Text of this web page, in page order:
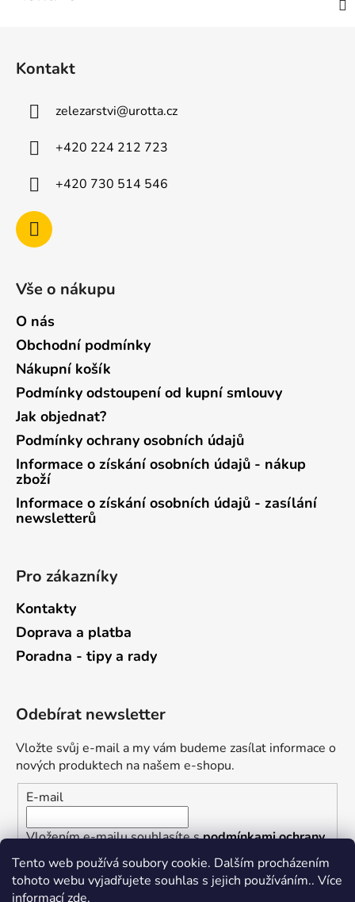
Tento web používá soubory cookie. Dalším procházením
tohoto webu vyjadřujete souhlas s jejich používáním.. Více
informacízde.
Kontakt
zelezarstvi@urotta.cz
+420 224 212 723
+420 730 514 546
Vše o nákupu
O nás
Obchodní podmínky
Nákupní košík
Podmínky odstoupení od kupní smlouvy
Jak objednat?
Podmínky ochrany osobních údajů
Informace o získání osobních údajů - nákup
zboží
Informace o získání osobních údajů - zasílání
newsletterů
Pro zákazníky
Kontakty
Doprava a platba
Poradna - tipy a rady
Odebírat newsletter
Vložte svůj e-mail a my vám budeme zasílat informace o
nových produktech na našem e-shopu.
E-mail
Vložením e-mailu souhlasíte spodmínkami ochrany
osobních údajů
PŘIHLÁSIT SE